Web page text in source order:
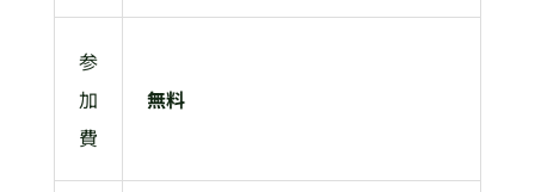
参
加
費
無料